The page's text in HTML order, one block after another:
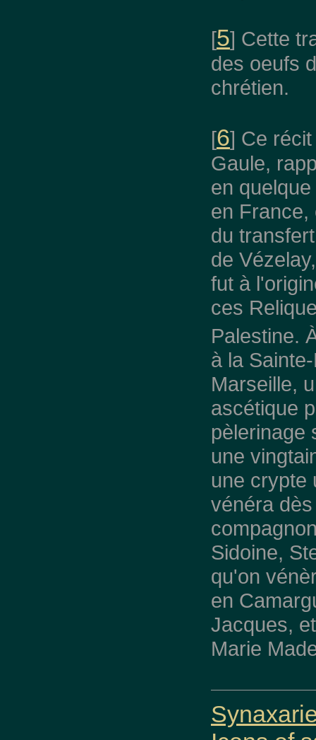
[5] Cette
des oeufs
chrétien.
[6] Ce
Gaule,
en
en France,
du
de
fut à
ces
Palestine.
à la
Marseille,
ascétique
pèlerinage
une
une crypte
vénéra
Sidoine,
qu'on
en
Jacques,
Marie